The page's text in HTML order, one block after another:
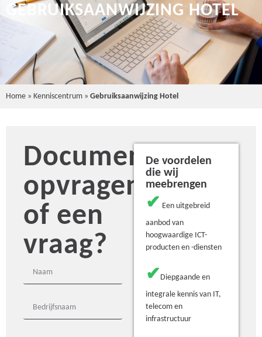
GEBRUIKSAANWIJZING HOTEL
Home » Kenniscentrum » Gebruiksaanwijzing Hotel
Document
opvragen
of een
vraag?
De voordelen
die wij
meebrengen
✔ Een uitgebreid
aanbod van
hoogwaardige ICT-
producten en -diensten
✔ Diepgaande en
integrale kennis van IT,
telecom en
infrastructuur